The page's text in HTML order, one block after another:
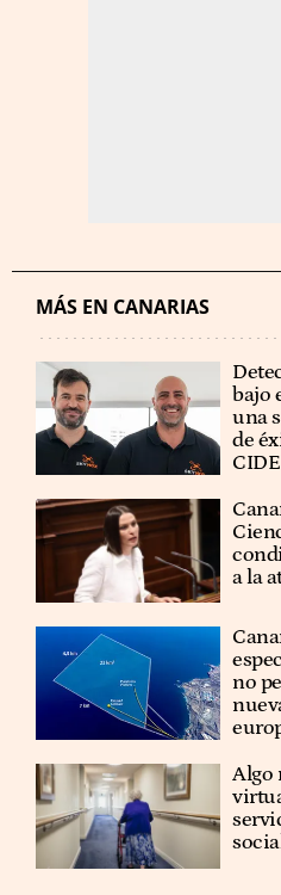
MÁS EN CANARIAS
bajo
una
de
CIDE
a la
no
Algo